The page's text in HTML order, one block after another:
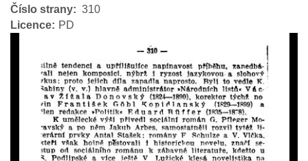
Číslo strany
310
Licence
PD